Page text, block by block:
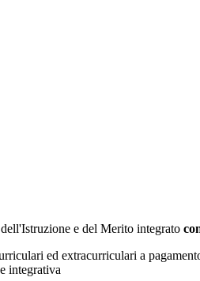
e del Merito integrato
ed extracurriculari a
integrativa